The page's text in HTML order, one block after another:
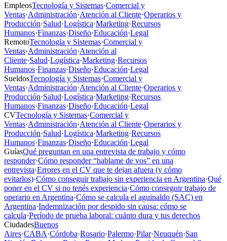
EmpleosTecnología y Sistemas·Comercial y
Ventas·Administración·Atención al Cliente·Operarios y
Producción·Salud·Logística·Marketing·Recursos
Humanos·Finanzas·Diseño·Educación·Legal
RemotoTecnología y Sistemas·Comercial y
Ventas·Administración·Atención al
Cliente·Salud·Logística·Marketing·Recursos
Humanos·Finanzas·Diseño·Educación·Legal
SueldosTecnología y Sistemas·Comercial y
Ventas·Administración·Atención al Cliente·Operarios y
Producción·Salud·Logística·Marketing·Recursos
Humanos·Finanzas·Diseño·Educación·Legal
CVTecnología y Sistemas·Comercial y
Ventas·Administración·Atención al Cliente·Operarios y
Producción·Salud·Logística·Marketing·Recursos
Humanos·Finanzas·Diseño·Educación·Legal
GuíasQué preguntan en una entrevista de trabajo y cómo
responder·Cómo responder “hablame de vos” en una
entrevista·Errores en el CV que te dejan afuera (y cómo
evitarlos)·Cómo conseguir trabajo sin experiencia en Argentina·Qué
poner en el CV si no tenés experiencia·Cómo conseguir trabajo de
operario en Argentina·Cómo se calcula el aguinaldo (SAC) en
Argentina·Indemnización por despido sin causa: cómo se
calcula·Período de prueba laboral: cuánto dura y tus derechos
CiudadesBuenos
Aires·CABA·Córdoba·Rosario·Palermo·Pilar·Neuquén·San